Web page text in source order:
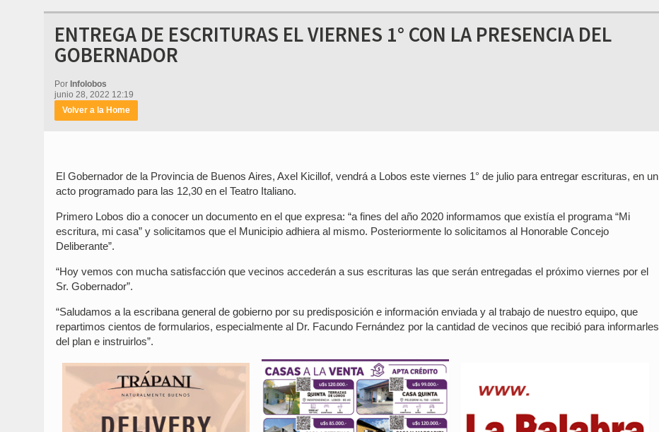
ENTREGA DE ESCRITURAS EL VIERNES 1° CON LA PRESENCIA DEL
GOBERNADOR
Por Infolobos
junio 28, 2022 12:19
Volver a la Home
El Gobernador de la Provincia de Buenos Aires, Axel Kicillof, vendrá a Lobos este viernes 1° de julio para entregar escrituras, en un
acto programado para las 12,30 en el Teatro Italiano.
Primero Lobos dio a conocer un documento en el que expresa: “a fines del año 2020 informamos que existía el programa “Mi
escritura, mi casa” y solicitamos que el Municipio adhiera al mismo. Posteriormente lo solicitamos al Honorable Concejo
Deliberante”.
“Hoy vemos con mucha satisfacción que vecinos accederán a sus escrituras las que serán entregadas el próximo viernes por el
Sr. Gobernador”.
“Saludamos a la escribana general de gobierno por su predisposición e información enviada y al trabajo de nuestro equipo, que
repartimos cientos de formularios, especialmente al Dr. Facundo Fernández por la cantidad de vecinos que recibió para informarles
del plan e instruirlos”.